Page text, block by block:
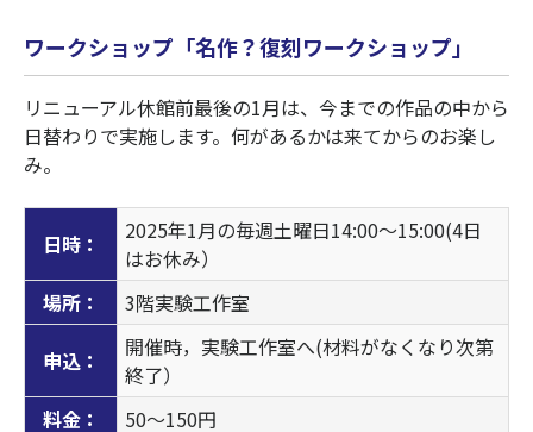
ワークショップ「名作？復刻ワークショップ」
リニューアル休館前最後の1月は、今までの作品の中から
日替わりで実施します。何があるかは来てからのお楽し
み。
日時：
2025年1月の毎週土曜日14:00～15:00(4日
はお休み）
場所：
3階実験工作室
申込：
開催時，実験工作室へ(材料がなくなり次第
終了）
料金：
50～150円